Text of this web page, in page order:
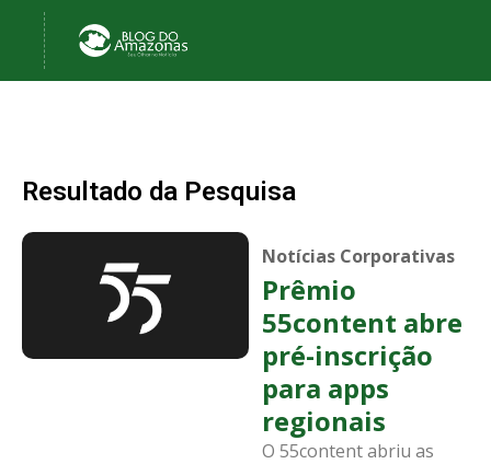
Resultado da Pesquisa
Notícias Corporativas
Prêmio
55content abre
pré-inscrição
para apps
regionais
O 55content abriu as